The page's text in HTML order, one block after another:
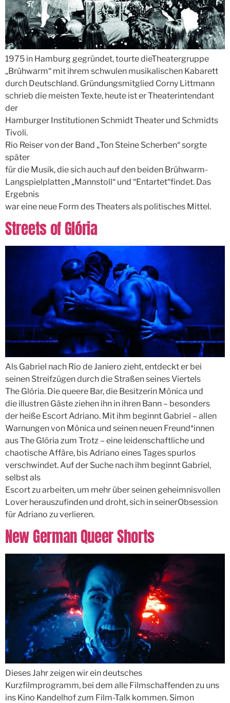
1975 in Hamburg gegründet, tourte dieTheatergruppe
„Brühwarm“ mit ihrem schwulen musikalischen Kabarett
durch Deutschland. Gründungsmitglied Corny Littmann
schrieb die meisten Texte, heute ist er Theaterintendant
der
Hamburger Institutionen Schmidt Theater und Schmidts
Tivoli.
Rio Reiser von der Band „Ton Steine Scherben“ sorgte
später
für die Musik, die sich auch auf den beiden Brühwarm-
Langspielplatten „Mannstoll“ und “Entartet“findet. Das
Ergebnis
war eine neue Form des Theaters als politisches Mittel.
Streets of Glória
Als Gabriel nach Rio de Janiero zieht, entdeckt er bei
seinen Streifzügen durch die Straßen seines Viertels
The Glória. Die queere Bar, die Besitzerin Mônica und
die illustren Gäste ziehen ihn in ihren Bann – besonders
der heiße Escort Adriano. Mit ihm beginnt Gabriel – allen
Warnungen von Mônica und seinen neuen Freund*innen
aus The Glória zum Trotz – eine leidenschaftliche und
chaotische Affäre, bis Adriano eines Tages spurlos
verschwindet. Auf der Suche nach ihm beginnt Gabriel,
selbst als
Escort zu arbeiten, um mehr über seinen geheimnisvollen
Lover herauszufinden und droht, sich in seinerObsession
für Adriano zu verlieren.
New German Queer Shorts
Dieses Jahr zeigen wir ein deutsches
Kurzfilmprogramm, bei dem alle Filmschaffenden zu uns
ins Kino Kandelhof zum Film-Talk kommen. Simon